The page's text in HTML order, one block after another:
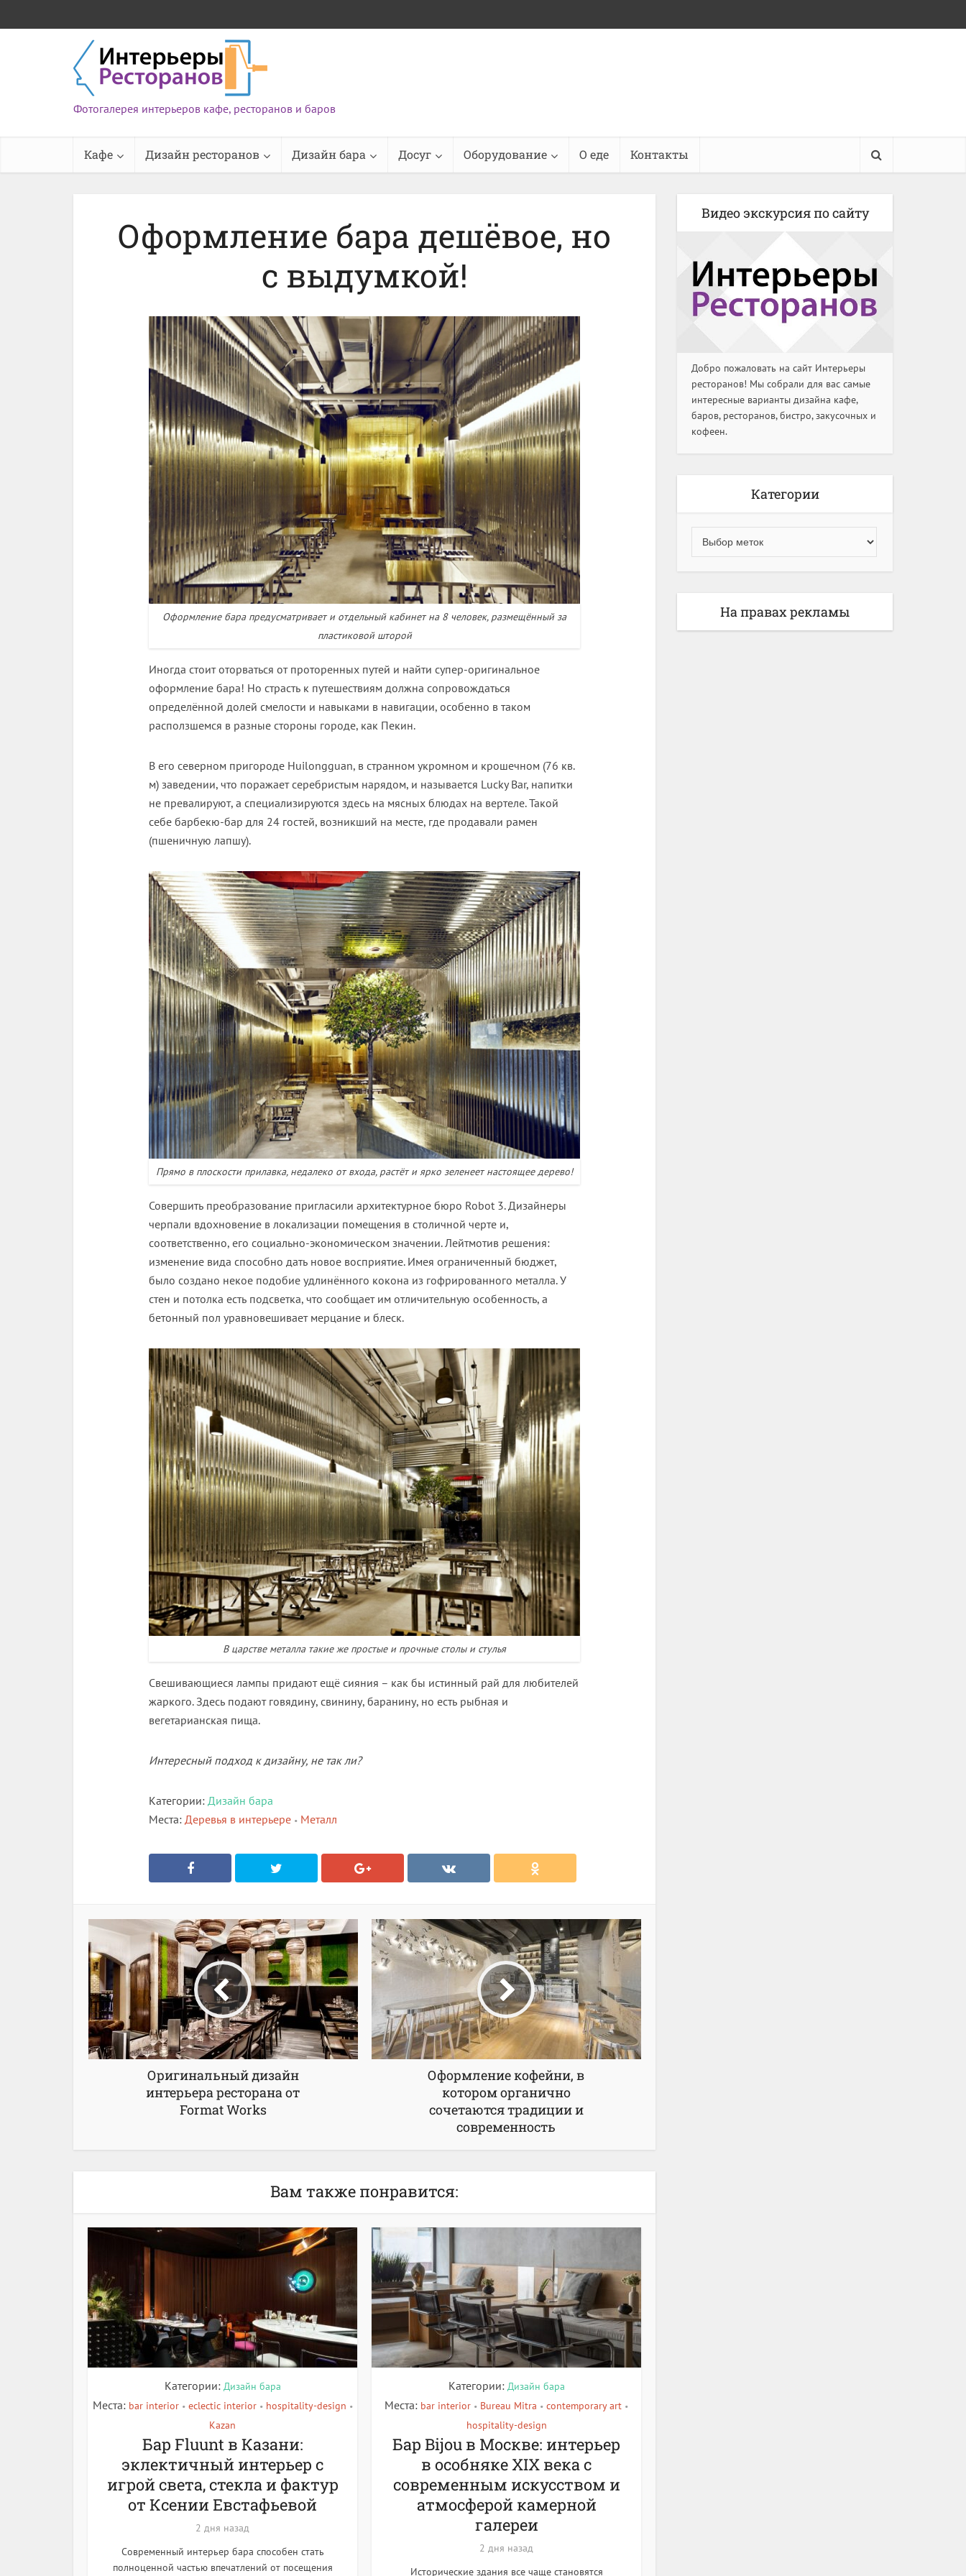
Фотогалерея интерьеров кафе, ресторанов и баров
Кафе Дизайн ресторанов Дизайн бара Досуг Оборудование О еде Контакты
Оформление бара дешёвое, но
с выдумкой!
Оформление бара предусматривает и отдельный кабинет на 8 человек, размещённый за
пластиковой шторой
Иногда стоит оторваться от проторенных путей и найти супер-оригинальное
оформление бара! Но страсть к путешествиям должна сопровождаться
определённой долей смелости и навыками в навигации, особенно в таком
расползшемся в разные стороны городе, как Пекин.
В его северном пригороде Huilongguan, в странном укромном и крошечном (76 кв.
м) заведении, что поражает серебристым нарядом, и называется Lucky Bar, напитки
не превалируют, а специализируются здесь на мясных блюдах на вертеле. Такой
себе барбекю-бар для 24 гостей, возникший на месте, где продавали рамен
(пшеничную лапшу).
Прямо в плоскости прилавка, недалеко от входа, растёт и ярко зеленеет настоящее дерево!
Совершить преобразование пригласили архитектурное бюро Robot 3. Дизайнеры
черпали вдохновение в локализации помещения в столичной черте и,
соответственно, его социально-экономическом значении. Лейтмотив решения:
изменение вида способно дать новое восприятие. Имея ограниченный бюджет,
было создано некое подобие удлинённого кокона из гофрированного металла. У
стен и потолка есть подсветка, что сообщает им отличительную особенность, а
бетонный пол уравновешивает мерцание и блеск.
В царстве металла такие же простые и прочные столы и стулья
Свешивающиеся лампы придают ещё сияния – как бы истинный рай для любителей
жаркого. Здесь подают говядину, свинину, баранину, но есть рыбная и
вегетарианская пища.
Интересный подход к дизайну, не так ли?
Категории: Дизайн бара
Места: Деревья в интерьере • Металл
Оригинальный дизайн
интерьера ресторана от
Format Works
Оформление кофейни, в
котором органично
сочетаются традиции и
современность
Вам также понравится:
Категории: Дизайн бара
Места: bar interior • eclectic interior • hospitality-design •
Kazan
Бар Fluunt в Казани:
эклектичный интерьер с
игрой света, стекла и фактур
от Ксении Евстафьевой
2 дня назад
Современный интерьер бара способен стать
полноценной частью впечатлений от посещения
Категории: Дизайн бара
Места: bar interior • Bureau Mitra • contemporary art •
hospitality-design
Бар Bijou в Москве: интерьер
в особняке XIX века с
современным искусством и
атмосферой камерной
галереи
2 дня назад
Исторические здания все чаще становятся
Видео экскурсия по сайту
Добро пожаловать на сайт Интерьеры
ресторанов! Мы собрали для вас самые
интересные варианты дизайна кафе,
баров, ресторанов, бистро, закусочных и
кофеен.
Категории
На правах рекламы